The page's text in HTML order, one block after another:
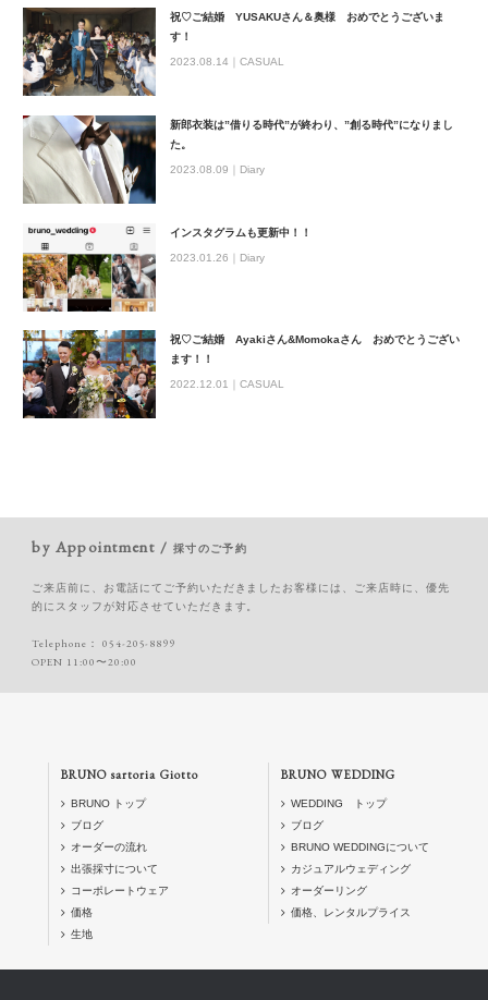
祝♡ご結婚 YUSAKUさん＆奥様 おめでとうございま
す！
2023.08.14｜CASUAL
新郎衣装は”借りる時代”が終わり、”創る時代”になりまし
た。
2023.08.09｜ Diary
インスタグラムも更新中！！
2023.01.26｜ Diary
祝♡ご結婚 Ayakiさん&Momokaさん おめでとうござい
ます！！
2022.12.01｜CASUAL
by Appointment / 採寸のご予約
ご来店前に、お電話にてご予約いただきましたお客様には、ご来店時に、優先
的にスタッフが対応させていただきます。
Telephone： 054-205-8899
OPEN 11:00〜20:00
BRUNO sartoria Giotto
BRUNO トップ
ブログ
オーダーの流れ
出張採寸について
コーポレートウェア
価格
生地
BRUNO WEDDING
WEDDING トップ
ブログ
BRUNO WEDDINGについて
カジュアルウェディング
オーダーリング
価格、レンタルプライス